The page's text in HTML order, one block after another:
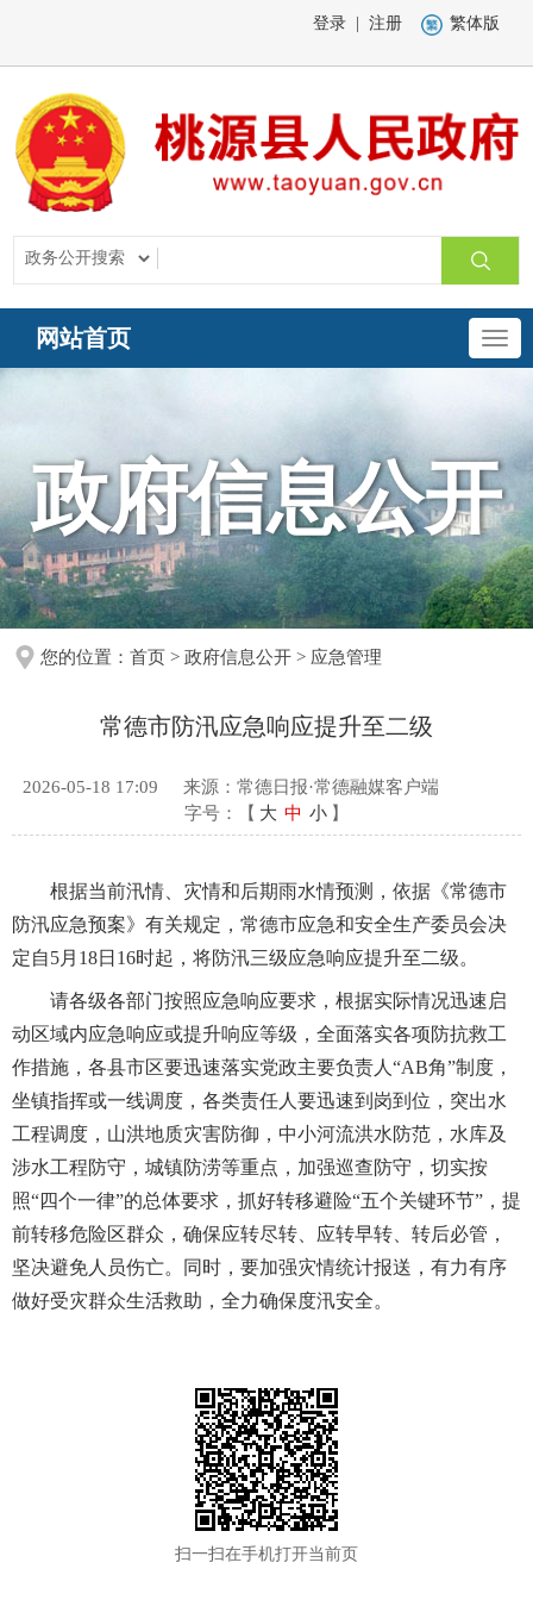
登录 注册 繁体版
网站首页
政府信息公开
您的位置： 首页 > 政府信息公开 > 应急管理
常德市防汛应急响应提升至二级
2026-05-18 17:09
来源：常德日报·常德融媒客户端
字号：【 大 中 小 】
根据当前汛情、灾情和后期雨水情预测，依据《常德市
防汛应急预案》有关规定，常德市应急和安全生产委员会决
定自5月18日16时起，将防汛三级应急响应提升至二级。
请各级各部门按照应急响应要求，根据实际情况迅速启
动区域内应急响应或提升响应等级，全面落实各项防抗救工
作措施，各县市区要迅速落实党政主要负责人“AB角”制度，
坐镇指挥或一线调度，各类责任人要迅速到岗到位，突出水
工程调度，山洪地质灾害防御，中小河流洪水防范，水库及
涉水工程防守，城镇防涝等重点，加强巡查防守，切实按
照“四个一律”的总体要求，抓好转移避险“五个关键环节”，提
前转移危险区群众，确保应转尽转、应转早转、转后必管，
坚决避免人员伤亡。同时，要加强灾情统计报送，有力有序
做好受灾群众生活救助，全力确保度汛安全。
扫一扫在手机打开当前页